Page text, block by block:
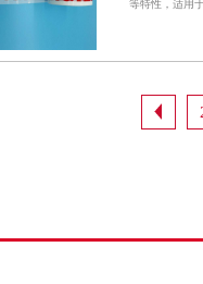
等特性，适用